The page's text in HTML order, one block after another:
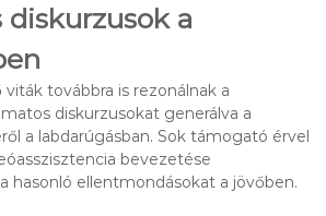
diskurzusok a
továbbra is rezonálnak a
diskurzusokat generálva a
a labdarúgásban. Sok támogató érvel
bevezetése
hasonló ellentmondásokat a jövőben.